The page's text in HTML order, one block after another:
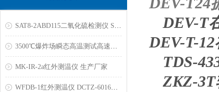
SAT8-2ABD115二氧化硫检测仪 SAT8-1ARB100苯检测仪
3500℃爆炸场瞬态高温测试高速光谱相机双色测温仪光纤高温计
MK-IR-2a红外测温仪 生产厂家
WFDB-1红外测温仪 DCTZ-6016高温计3000℃
DEV-T
DEV-T-
TDS-
ZKZ-